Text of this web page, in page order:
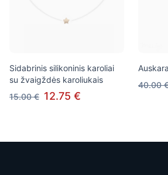
Sidabrinis silikoninis karoliai
su žvaigždės karoliukais
15.00 € 12.75 €
40.00